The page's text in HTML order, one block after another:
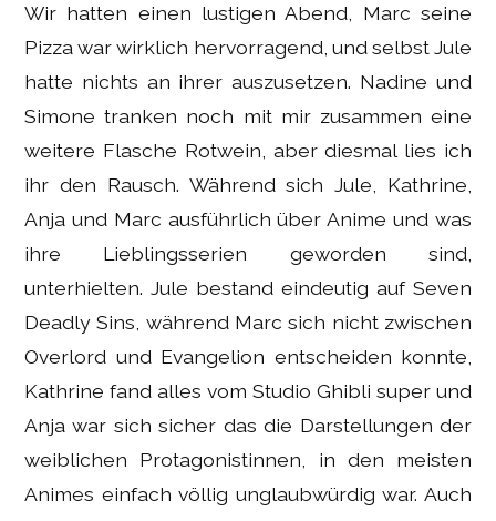
Wir hatten einen lustigen Abend, Marc seine
Pizza war wirklich hervorragend, und selbst Jule
hatte nichts an ihrer auszusetzen. Nadine und
Simone tranken noch mit mir zusammen eine
weitere Flasche Rotwein, aber diesmal lies ich
ihr den Rausch. Während sich Jule, Kathrine,
Anja und Marc ausführlich über Anime und was
ihre Lieblingsserien geworden sind,
unterhielten. Jule bestand eindeutig auf Seven
Deadly Sins, während Marc sich nicht zwischen
Overlord und Evangelion entscheiden konnte,
Kathrine fand alles vom Studio Ghibli super und
Anja war sich sicher das die Darstellungen der
weiblichen Protagonistinnen, in den meisten
Animes einfach völlig unglaubwürdig war. Auch